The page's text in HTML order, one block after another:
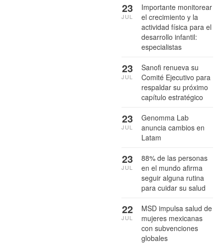
Importante monitorear
el crecimiento y la
actividad física para el
desarrollo infantil:
especialistas
23
JUL
Sanofi renueva su
Comité Ejecutivo para
respaldar su próximo
capítulo estratégico
23
JUL
Genomma Lab
anuncia cambios en
Latam
23
JUL
88% de las personas
en el mundo afirma
seguir alguna rutina
para cuidar su salud
23
JUL
MSD impulsa salud de
mujeres mexicanas
con subvenciones
globales
22
JUL